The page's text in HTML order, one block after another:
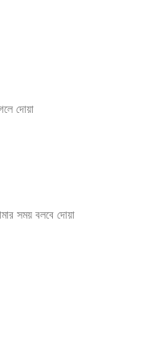
দোয়া
সময় বলবে দোয়া